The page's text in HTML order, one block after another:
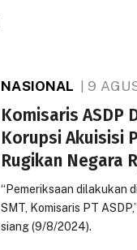
NASIONAL 9
Komisaris ASDP
Korupsi Akuisisi
Rugikan Negara
“Pemeriksaan dilakukan
SMT, Komisaris PT
siang (9/8/2024).